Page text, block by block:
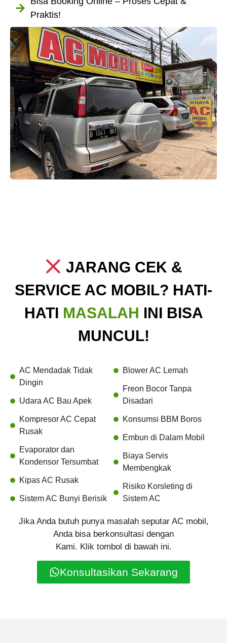
Praktis!
JARANG CEK &
SERVICE AC MOBIL? HATI-
HATI MASALAH INI BISA
MUNCUL!
AC Mendadak Tidak
Dingin
Udara AC Bau Apek
Kompresor AC Cepat
Rusak
Evaporator dan
Kondensor Tersumbat
Kipas AC Rusak
Sistem AC Bunyi Berisik
Blower AC Lemah
Freon Bocor Tanpa
Disadari
Konsumsi BBM Boros
Embun di Dalam Mobil
Biaya Servis
Membengkak
Risiko Korsleting di
Sistem AC
Jika Anda butuh punya masalah seputar AC mobil,
Anda bisa berkonsultasi dengan
Kami. Klik tombol di bawah ini.
Konsultasikan Sekarang